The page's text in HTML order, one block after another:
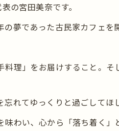
の宮田美奈です。
夢であった古民家カフェを
理」をお届けすること。
れてゆっくりと過ごしてほ
わい、心から「落ち着く」